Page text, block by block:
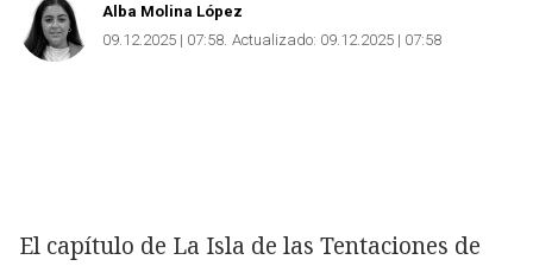
Alba Molina López
09.12.2025 | 07:58 Actualizado: 09.12.2025 | 07:58
El capítulo de La Isla de las Tentaciones de